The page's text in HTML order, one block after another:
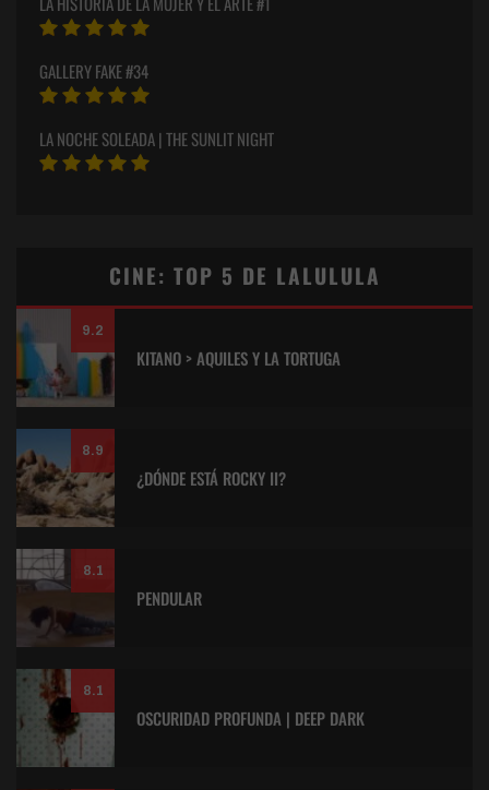
GALLERY FAKE #34
LA NOCHE SOLEADA | THE SUNLIT NIGHT
CINE: TOP 5 DE LALULULA
9.2
KITANO > AQUILES Y LA TORTUGA
8.9
¿DÓNDE ESTÁ ROCKY II?
8.1
PENDULAR
8.1
OSCURIDAD PROFUNDA | DEEP DARK